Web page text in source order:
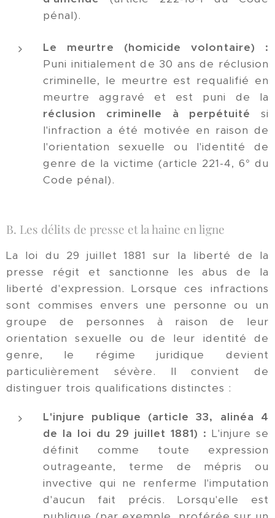
pénal).
Le meurtre (homicide volontaire) :
Puni initialement de 30 ans de réclusion
criminelle, le meurtre est requalifié en
meurtre aggravé et est puni de la
réclusion criminelle à perpétuité
si
l'infraction a été motivée en raison de
l'orientation sexuelle ou l'identité de
genre de la victime (article 221-4, 6° du
Code pénal).
B. Les délits de presse et la haine en ligne
La loi du 29 juillet 1881 sur la liberté de la
presse régit et sanctionne les abus de la
liberté d'expression. Lorsque ces infractions
sont commises envers une personne ou un
groupe de personnes à raison de leur
orientation sexuelle ou de leur identité de
genre, le régime juridique devient
particulièrement sévère. Il convient de
distinguer trois qualifications distinctes :
L'injure publique (article 33, alinéa 4
de la loi du 29 juillet 1881) : L'injure se
définit comme toute expression
outrageante, terme de mépris ou
invective qui ne renferme l'imputation
d'aucun fait précis. Lorsqu'elle est